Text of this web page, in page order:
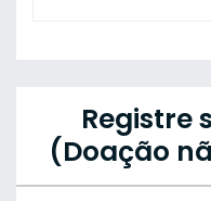
Registre
(Doação